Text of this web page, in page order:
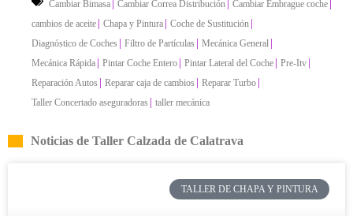
Cambiar Bimasa Cambiar Correa Distribución Cambiar Embrague coche
cambios de aceite Chapa y Pintura Coche de Sustitución
Diagnóstico de Coches Filtro de Partículas Mecánica General
Mecánica Rápida Pintar Coche Entero Pintar Lateral del Coche Pre-Itv
Reparación Autos Reparar caja de cambios Reparar Turbo
Taller Concertado aseguradoras taller mecánica
Noticias de Taller Calzada de Calatrava
TALLER DE CHAPA Y PINTURA